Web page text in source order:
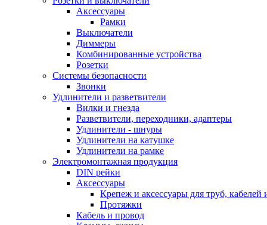
Аксессуары
Рамки
Выключатели
Диммеры
Комбинированные устройства
Розетки
Системы безопасности
Звонки
Удлинители и разветвители
Вилки и гнезда
Разветвители, переходники, адаптеры
Удлинители - шнуры
Удлинители на катушке
Удлинители на рамке
Электромонтажная продукция
DIN рейки
Аксессуары
Крепеж и аксессуары для труб, кабелей
Протяжки
Кабель и провод